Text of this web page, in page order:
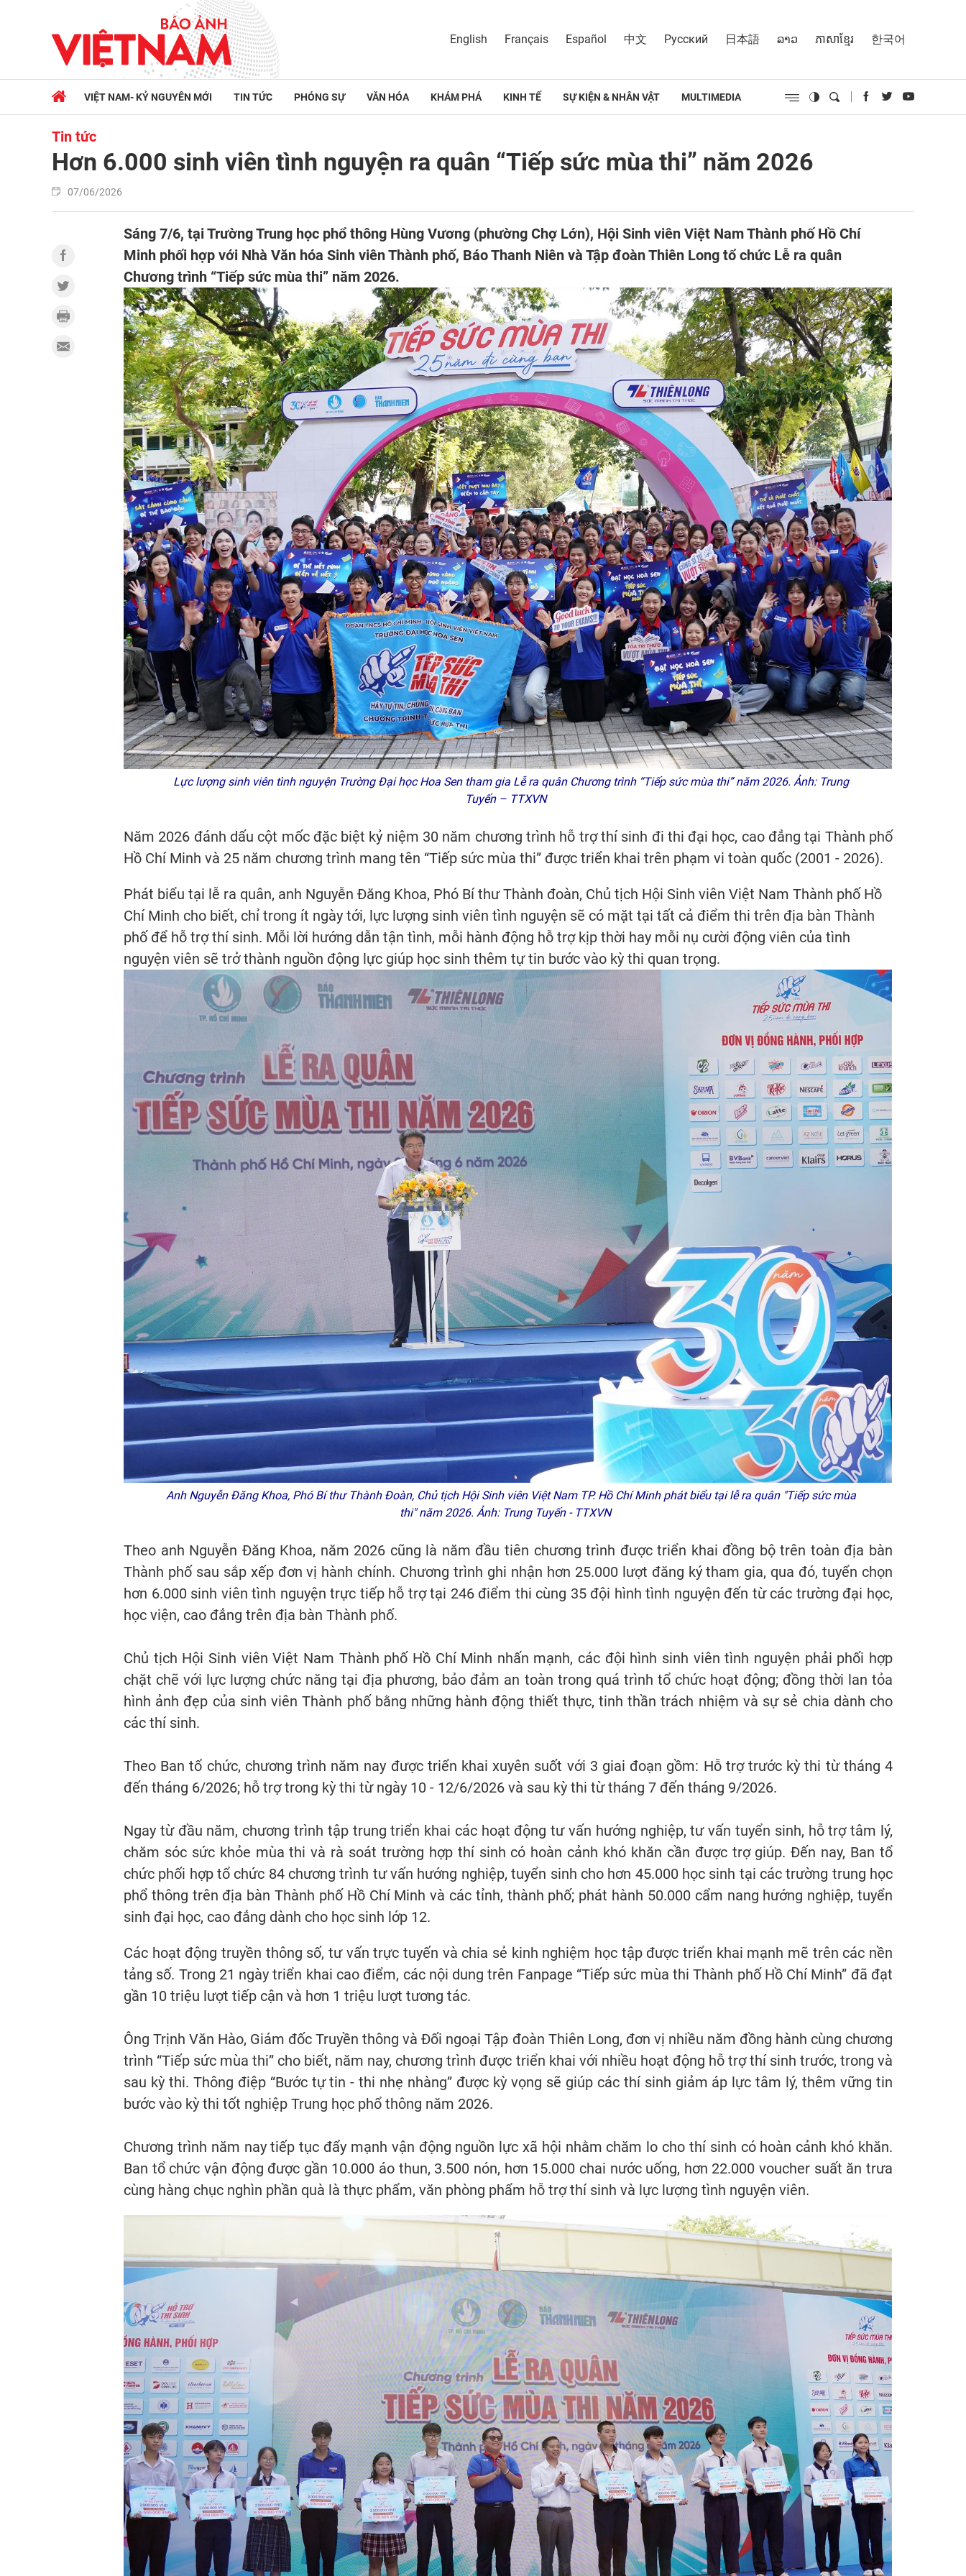
English Français Español 中文 Русский 日本語 ລາວ ភាសាខ្មែរ 한국어
VIỆT NAM- KỶ NGUYÊN MỚI TIN TỨC PHÓNG SỰ VĂN HÓA KHÁM PHÁ KINH TẾ SỰ KIỆN & NHÂN VẬT MULTIMEDIA
Tin tức
Hơn 6.000 sinh viên tình nguyện ra quân “Tiếp sức mùa thi” năm 2026
07/06/2026
Sáng 7/6, tại Trường Trung học phổ thông Hùng Vương (phường Chợ Lớn), Hội Sinh viên Việt Nam Thành phố Hồ Chí
Minh phối hợp với Nhà Văn hóa Sinh viên Thành phố, Báo Thanh Niên và Tập đoàn Thiên Long tổ chức Lễ ra quân
Chương trình “Tiếp sức mùa thi” năm 2026.
Lực lượng sinh viên tình nguyện Trường Đại học Hoa Sen tham gia Lễ ra quân Chương trình “Tiếp sức mùa thi” năm 2026. Ảnh: Trung
Tuyến – TTXVN
Năm 2026 đánh dấu cột mốc đặc biệt kỷ niệm 30 năm chương trình hỗ trợ thí sinh đi thi đại học, cao đẳng tại Thành phố
Hồ Chí Minh và 25 năm chương trình mang tên “Tiếp sức mùa thi” được triển khai trên phạm vi toàn quốc (2001 - 2026).
Phát biểu tại lễ ra quân, anh Nguyễn Đăng Khoa, Phó Bí thư Thành đoàn, Chủ tịch Hội Sinh viên Việt Nam Thành phố Hồ
Chí Minh cho biết, chỉ trong ít ngày tới, lực lượng sinh viên tình nguyện sẽ có mặt tại tất cả điểm thi trên địa bàn Thành
phố để hỗ trợ thí sinh. Mỗi lời hướng dẫn tận tình, mỗi hành động hỗ trợ kịp thời hay mỗi nụ cười động viên của tình
nguyện viên sẽ trở thành nguồn động lực giúp học sinh thêm tự tin bước vào kỳ thi quan trọng.
Anh Nguyễn Đăng Khoa, Phó Bí thư Thành Đoàn, Chủ tịch Hội Sinh viên Việt Nam TP. Hồ Chí Minh phát biểu tại lễ ra quân "Tiếp sức mùa
thi" năm 2026. Ảnh: Trung Tuyến - TTXVN
Theo anh Nguyễn Đăng Khoa, năm 2026 cũng là năm đầu tiên chương trình được triển khai đồng bộ trên toàn địa bàn
Thành phố sau sắp xếp đơn vị hành chính. Chương trình ghi nhận hơn 25.000 lượt đăng ký tham gia, qua đó, tuyển chọn
hơn 6.000 sinh viên tình nguyện trực tiếp hỗ trợ tại 246 điểm thi cùng 35 đội hình tình nguyện đến từ các trường đại học,
học viện, cao đẳng trên địa bàn Thành phố.
Chủ tịch Hội Sinh viên Việt Nam Thành phố Hồ Chí Minh nhấn mạnh, các đội hình sinh viên tình nguyện phải phối hợp
chặt chẽ với lực lượng chức năng tại địa phương, bảo đảm an toàn trong quá trình tổ chức hoạt động; đồng thời lan tỏa
hình ảnh đẹp của sinh viên Thành phố bằng những hành động thiết thực, tinh thần trách nhiệm và sự sẻ chia dành cho
các thí sinh.
Theo Ban tổ chức, chương trình năm nay được triển khai xuyên suốt với 3 giai đoạn gồm: Hỗ trợ trước kỳ thi từ tháng 4
đến tháng 6/2026; hỗ trợ trong kỳ thi từ ngày 10 - 12/6/2026 và sau kỳ thi từ tháng 7 đến tháng 9/2026.
Ngay từ đầu năm, chương trình tập trung triển khai các hoạt động tư vấn hướng nghiệp, tư vấn tuyển sinh, hỗ trợ tâm lý,
chăm sóc sức khỏe mùa thi và rà soát trường hợp thí sinh có hoàn cảnh khó khăn cần được trợ giúp. Đến nay, Ban tổ
chức phối hợp tổ chức 84 chương trình tư vấn hướng nghiệp, tuyển sinh cho hơn 45.000 học sinh tại các trường trung học
phổ thông trên địa bàn Thành phố Hồ Chí Minh và các tỉnh, thành phố; phát hành 50.000 cẩm nang hướng nghiệp, tuyển
sinh đại học, cao đẳng dành cho học sinh lớp 12.
Các hoạt động truyền thông số, tư vấn trực tuyến và chia sẻ kinh nghiệm học tập được triển khai mạnh mẽ trên các nền
tảng số. Trong 21 ngày triển khai cao điểm, các nội dung trên Fanpage “Tiếp sức mùa thi Thành phố Hồ Chí Minh” đã đạt
gần 10 triệu lượt tiếp cận và hơn 1 triệu lượt tương tác.
Ông Trịnh Văn Hào, Giám đốc Truyền thông và Đối ngoại Tập đoàn Thiên Long, đơn vị nhiều năm đồng hành cùng chương
trình “Tiếp sức mùa thi” cho biết, năm nay, chương trình được triển khai với nhiều hoạt động hỗ trợ thí sinh trước, trong và
sau kỳ thi. Thông điệp “Bước tự tin - thi nhẹ nhàng” được kỳ vọng sẽ giúp các thí sinh giảm áp lực tâm lý, thêm vững tin
bước vào kỳ thi tốt nghiệp Trung học phổ thông năm 2026.
Chương trình năm nay tiếp tục đẩy mạnh vận động nguồn lực xã hội nhằm chăm lo cho thí sinh có hoàn cảnh khó khăn.
Ban tổ chức vận động được gần 10.000 áo thun, 3.500 nón, hơn 15.000 chai nước uống, hơn 22.000 voucher suất ăn trưa
cùng hàng chục nghìn phần quà là thực phẩm, văn phòng phẩm hỗ trợ thí sinh và lực lượng tình nguyện viên.